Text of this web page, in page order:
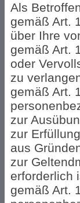
Als
gemäß Art.
über Ihre
gemäß Art.
oder
zu
gemäß Art.
zur
zur
aus
zur
erforderlich
gemäß Art.